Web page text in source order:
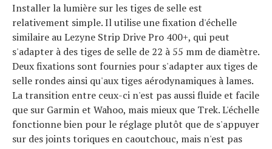
Installer la lumière sur les tiges de selle est
relativement simple. Il utilise une fixation d'échelle
similaire au Lezyne Strip Drive Pro 400+, qui peut
s'adapter à des tiges de selle de 22 à 55 mm de diamètre.
Deux fixations sont fournies pour s'adapter aux tiges de
selle rondes ainsi qu'aux tiges aérodynamiques à lames.
La transition entre ceux-ci n'est pas aussi fluide et facile
que sur Garmin et Wahoo, mais mieux que Trek. L'échelle
fonctionne bien pour le réglage plutôt que de s'appuyer
sur des joints toriques en caoutchouc, mais n'est pas